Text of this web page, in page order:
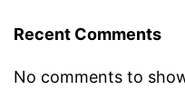
Recent Comments
No comments to